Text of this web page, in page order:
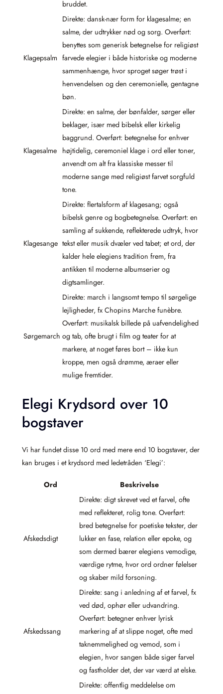
bruddet.
Klagepsalm
Direkte: dansk-nær form for klagesalme; en
salme, der udtrykker nød og sorg. Overført:
benyttes som generisk betegnelse for religiøst
farvede elegier i både historiske og moderne
sammenhænge, hvor sproget søger trøst i
henvendelsen og den ceremonielle, gentagne
bøn.
Klagesalme
Direkte: en salme, der bønfalder, sørger eller
beklager, især med bibelsk eller kirkelig
baggrund. Overført: betegnelse for enhver
højtidelig, ceremoniel klage i ord eller toner,
anvendt om alt fra klassiske messer til
moderne sange med religiøst farvet sorgfuld
tone.
Klagesange
Direkte: flertalsform af klagesang; også
bibelsk genre og bogbetegnelse. Overført: en
samling af sukkende, reflekterede udtryk, hvor
tekst eller musik dvæler ved tabet; et ord, der
kalder hele elegiens tradition frem, fra
antikken til moderne albumserier og
digtsamlinger.
Sørgemarch
Direkte: march i langsomt tempo til sørgelige
lejligheder, fx Chopins Marche funèbre.
Overført: musikalsk billede på uafvendelighed
og tab, ofte brugt i film og teater for at
markere, at noget føres bort – ikke kun
kroppe, men også drømme, æraer eller
mulige fremtider.
Elegi Krydsord over 10
bogstaver
Vi har fundet disse 10 ord med mere end 10 bogstaver, der
kan bruges i et krydsord med ledetråden ‘Elegi’:
Ord Beskrivelse
Afskedsdigt
Direkte: digt skrevet ved et farvel, ofte
med reflekteret, rolig tone. Overført:
bred betegnelse for poetiske tekster, der
lukker en fase, relation eller epoke, og
som dermed bærer elegiens vemodige,
værdige rytme, hvor ord ordner følelser
og skaber mild forsoning.
Afskedssang
Direkte: sang i anledning af et farvel, fx
ved død, ophør eller udvandring.
Overført: betegner enhver lyrisk
markering af at slippe noget, ofte med
taknemmelighed og vemod, som i
elegien, hvor sangen både siger farvel
og fastholder det, der var værd at elske.
Direkte: offentlig meddelelse om